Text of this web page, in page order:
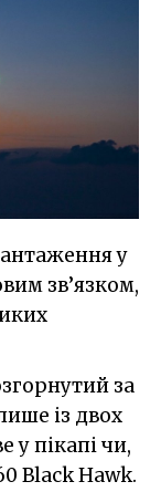
у
зв’язком,
за
із двох
у пікапі чи,
Black Hawk.